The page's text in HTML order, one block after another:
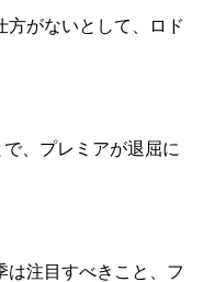
方がないとして、ロド
、プレミアが退屈に
は注目すべきこと、フ